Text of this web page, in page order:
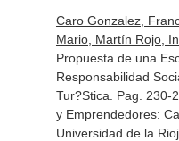
Caro Gonzalez,
Mario, Martín Rojo,
Propuesta de una
Responsabilidad
Tur?Stica. Pag. 230-
y Emprendedores:
Universidad de la